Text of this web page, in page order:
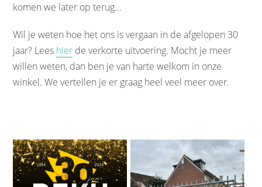
komen we later op terug…
Wil je weten hoe het ons is vergaan in de afgelopen 30
jaar? Lees hier de verkorte uitvoering. Mocht je meer
willen weten, dan ben je van harte welkom in onze
winkel. We vertellen je er graag heel veel meer over.